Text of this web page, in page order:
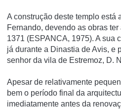
A construção deste templo está
Fernando, devendo as obras
1371 (ESPANCA, 1975). A sua
já durante a Dinastia de Avis, e
senhor da vila de Estremoz, D.
Apesar de relativamente
bem o período final da
imediatamente antes da